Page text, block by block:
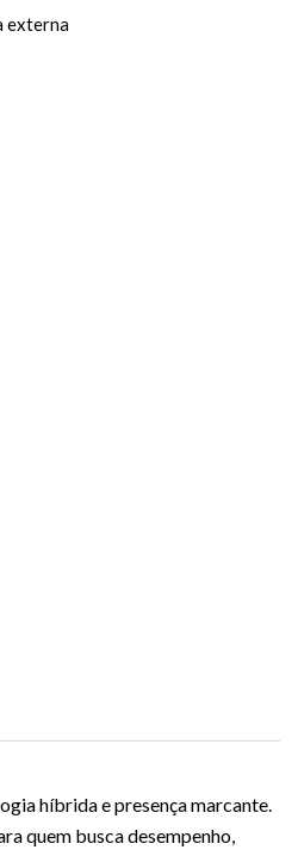
externa
híbrida e presença marcante.
quem busca desempenho,